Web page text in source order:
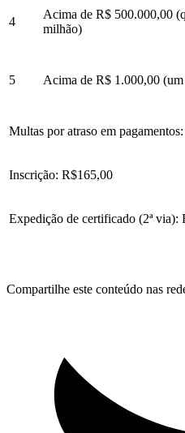
4
Acima de R$ 500.000,00
milhão)
5 Acima de R$ 1.000,00
Multas por atraso em
Inscrição: R$165,00
Expedição de certificado (2ª via):
Compartilhe este conteúdo nas